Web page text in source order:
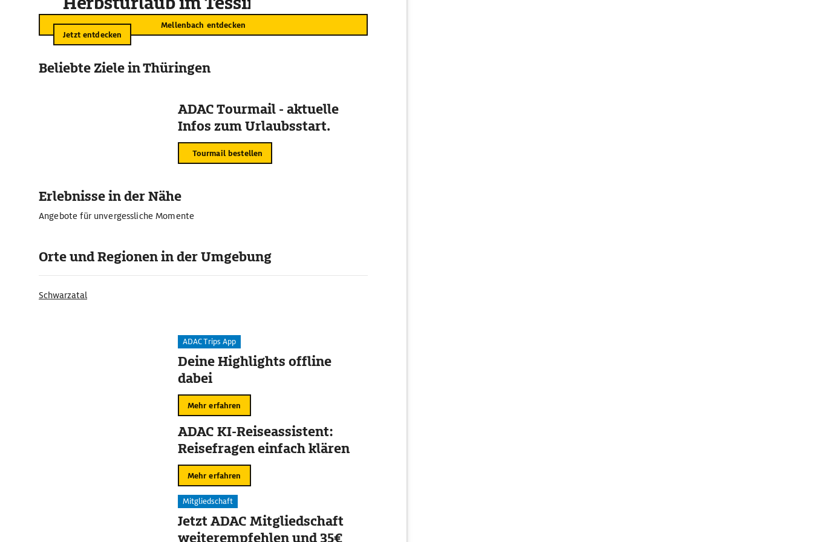
Mellenbach entdecken
Jetzt entdecken
Beliebte Ziele in Thüringen
ADAC Tourmail - aktuelle
Infos zum Urlaubsstart.
Tourmail bestellen
Erlebnisse in der Nähe
Angebote für unvergessliche Momente
Orte und Regionen in der Umgebung
Schwarzatal
ADAC Trips App
Deine Highlights offline
dabei
Mehr erfahren
ADAC KI-Reiseassistent:
Reisefragen einfach klären
Mehr erfahren
Mitgliedschaft
Jetzt ADAC Mitgliedschaft
weiterempfehlen und 35€